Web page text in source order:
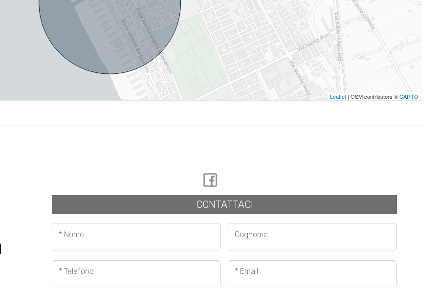
Leaflet | OSM contributors ©CARTO
CONTATTACI
* Nome Cognome
* Telefono * Email